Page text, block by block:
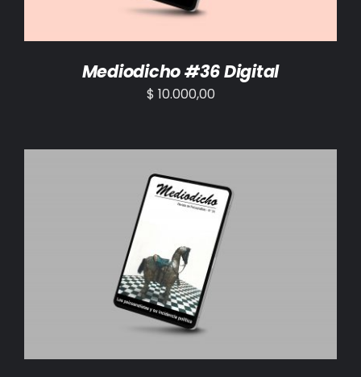
Mediodicho #36 Digital
$ 10.000,00
AÑADIR AL CARRITO /